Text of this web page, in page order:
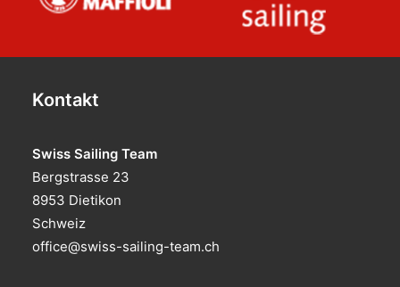
Kontakt
Swiss Sailing Team
Bergstrasse 23
8953 Dietikon
Schweiz
office@swiss-sailing-team.ch